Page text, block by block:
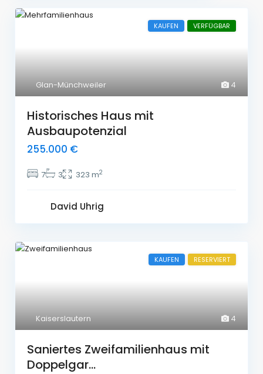
4
Glan-Münchweiler
KAUFEN VERFÜGBAR
Historisches Haus mit
Ausbaupotenzial
255.000 €
7 3 323 m2
David Uhrig
4
Kaiserslautern
KAUFEN RESERVIERT
Saniertes Zweifamilienhaus mit
Doppelgar...